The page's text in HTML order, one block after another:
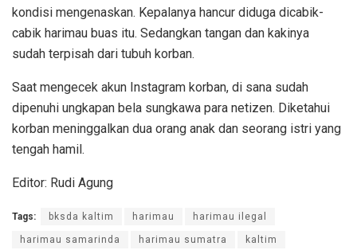
kondisi mengenaskan. Kepalanya hancur diduga dicabik-
cabik harimau buas itu. Sedangkan tangan dan kakinya
sudah terpisah dari tubuh korban.
Saat mengecek akun Instagram korban, di sana sudah
dipenuhi ungkapan bela sungkawa para netizen. Diketahui
korban meninggalkan dua orang anak dan seorang istri yang
tengah hamil.
Editor: Rudi Agung
Tags: bksda kaltim harimau harimau ilegal
harimau samarinda harimau sumatra kaltim